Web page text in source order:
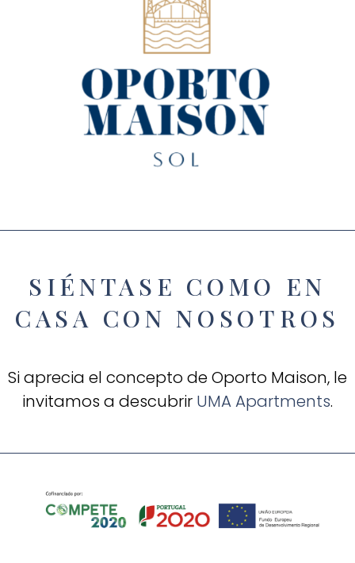
SIÉNTASE COMO EN
CASA CON NOSOTROS
Si aprecia el concepto de Oporto Maison, le
invitamos a descubrir UMA Apartments.